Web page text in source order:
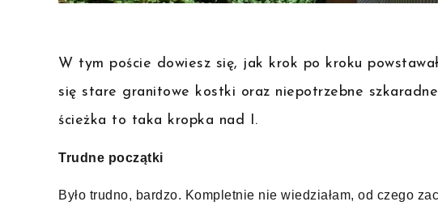
W tym poście dowiesz się, jak krok po kroku
się stare granitowe kostki oraz niepotrzebne
ścieżka to taka kropka nad I.
Trudne początki
Było trudno, bardzo. Kompletnie nie wiedziałam, od czego